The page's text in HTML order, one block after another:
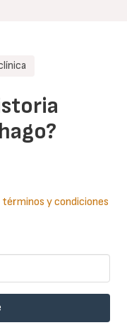
términos y condiciones